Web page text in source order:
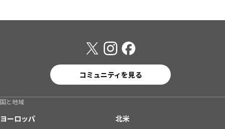
コミュニティを見る
国と地域
ヨーロッパ
北米